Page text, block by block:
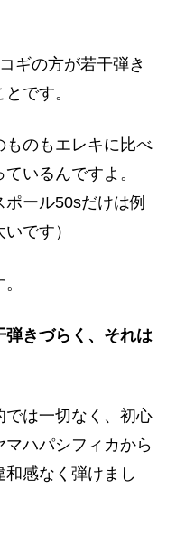
ギの方が若干弾き
です。
ものもエレキに比べ
いるんですよ。
ポール50sだけは例
です）
きづらく 、 それは
は一切なく、初心
ハパシフィカから
感なく弾けまし